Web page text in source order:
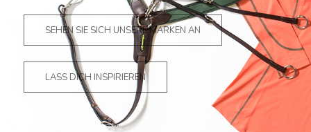
SEHEN SIE SICH UNSERE MARKEN AN
LASS DICH INSPIRIEREN